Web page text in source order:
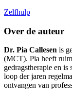
Zelfhulp
Over de auteur
Dr. Pia Callesen is
(MCT). Pia heeft
gedragstherapie en
loop der jaren
ontvangen van